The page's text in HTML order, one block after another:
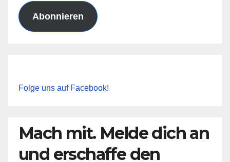
Abonnieren
Folge uns auf Facebook!
Mach mit. Melde dich an
und erschaffe den